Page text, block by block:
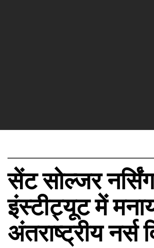
सेंट सोल्जर
इंस्टीट्यूट में
अंतराष्ट्रीय नर्स